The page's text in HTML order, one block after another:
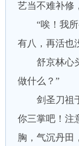
艺当不难补
“唉！我所
有八，再活
舒京林心头
做什么？”
剑圣刀祖于
你三掌吧！注
胸，气沉丹田